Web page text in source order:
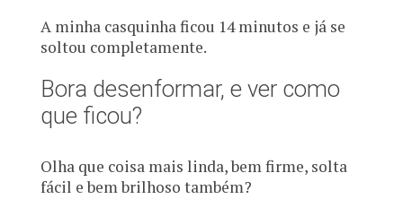
A minha casquinha ficou 14 minutos e já se
soltou completamente.
Bora desenformar, e ver como
que ficou?
Olha que coisa mais linda, bem firme, solta
fácil e bem brilhoso também?